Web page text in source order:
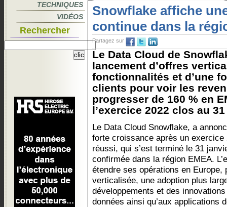
TECHNIQUES
VIDÉOS
Rechercher
Snowflake affiche
continue dans la
Partagez sur
Le Data Cloud de
lancement d’offres
fonctionnalités et d’une
clients pour voir les
progresser de 160 % en
l’exercice 2022 clos au
Le Data Cloud Snowflake, a
forte croissance après un exercice
réussi, qui s’est terminé le 31
confirmée dans la région EMEA.
étendre ses opérations en Europe,
verticalisée, une adoption plus
développements et des
données ainsi qu’aux applications